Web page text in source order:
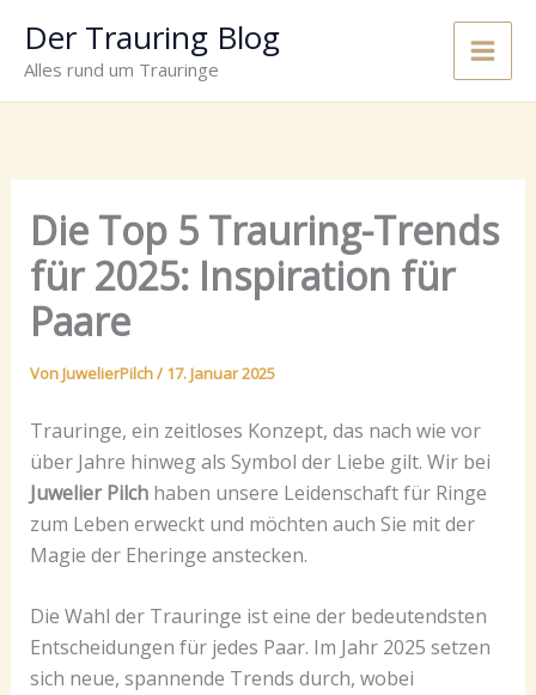
Inhalt
springen
Der Trauring Blog
Alles rund um Trauringe
Main
Die Top 5 Trauring-Trends
für 2025: Inspiration für
Paare
VonJuwelierPilch/ 17. Januar 2025
Trauringe, ein zeitloses Konzept, das nach wie vor
über Jahre hinweg als Symbol der Liebe gilt. Wir bei
Juwelier Pilchhaben unsere Leidenschaft für Ringe
zum Leben erweckt und möchten auch Sie mit der
Magie der Eheringe anstecken.
Die Wahl der Trauringe ist eine der bedeutendsten
Entscheidungen für jedes Paar. Im Jahr 2025 setzen
sich neue, spannende Trends durch, wobei